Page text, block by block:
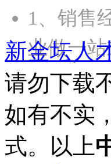
1、销售
业做一
新金坛人
请勿下载
如有不实
式。以上